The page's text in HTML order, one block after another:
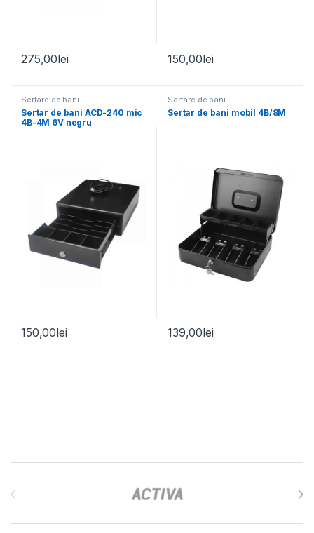
275,00lei 150,00lei
Sertare de bani
Sertar de bani ACD-240 mic
4B-4M 6V negru
150,00lei
Sertare de bani
Sertar de bani mobil 4B/8M
139,00lei